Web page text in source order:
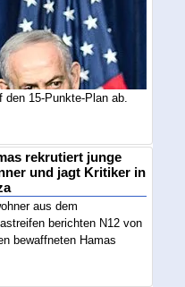
15-Punkte-Plan ab.
rekrutiert junge
und jagt Kritiker in
aus dem
berichten N12 von
bewaffneten Hamas